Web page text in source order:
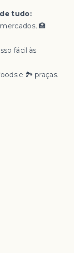
tudo:
🏥
fácil às
e 🏞️ praças.